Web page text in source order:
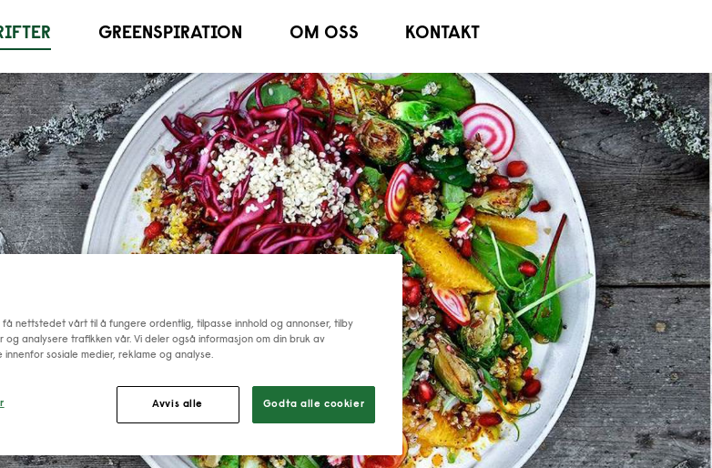
GREENSPIRATION OM OSS KONTAKT
få nettstedet vårt til å fungere ordentlig, tilpasse innhold og annonser, tilby
og analysere trafikken vår. Vi deler også informasjon om din bruk av
sosiale medier, reklame og analyse.
Avvis alle Godta alle cookier